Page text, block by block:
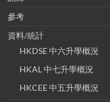
參考
資料/統計
HKDSE 中六升學概況
HKAL 中七升學概況
HKCEE 中五升學概況